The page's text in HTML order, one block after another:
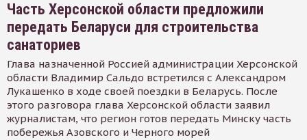
Часть Херсонской области предложили
передать Беларуси для строительства
санаториев
Глава назначенной Россией администрации Херсонской
области Владимир Сальдо встретился с Александром
Лукашенко в ходе своей поездки в Беларусь. После
этого разговора глава Херсонской области заявил
журналистам, что регион готов передать Минску часть
побережья Азовского и Черного морей